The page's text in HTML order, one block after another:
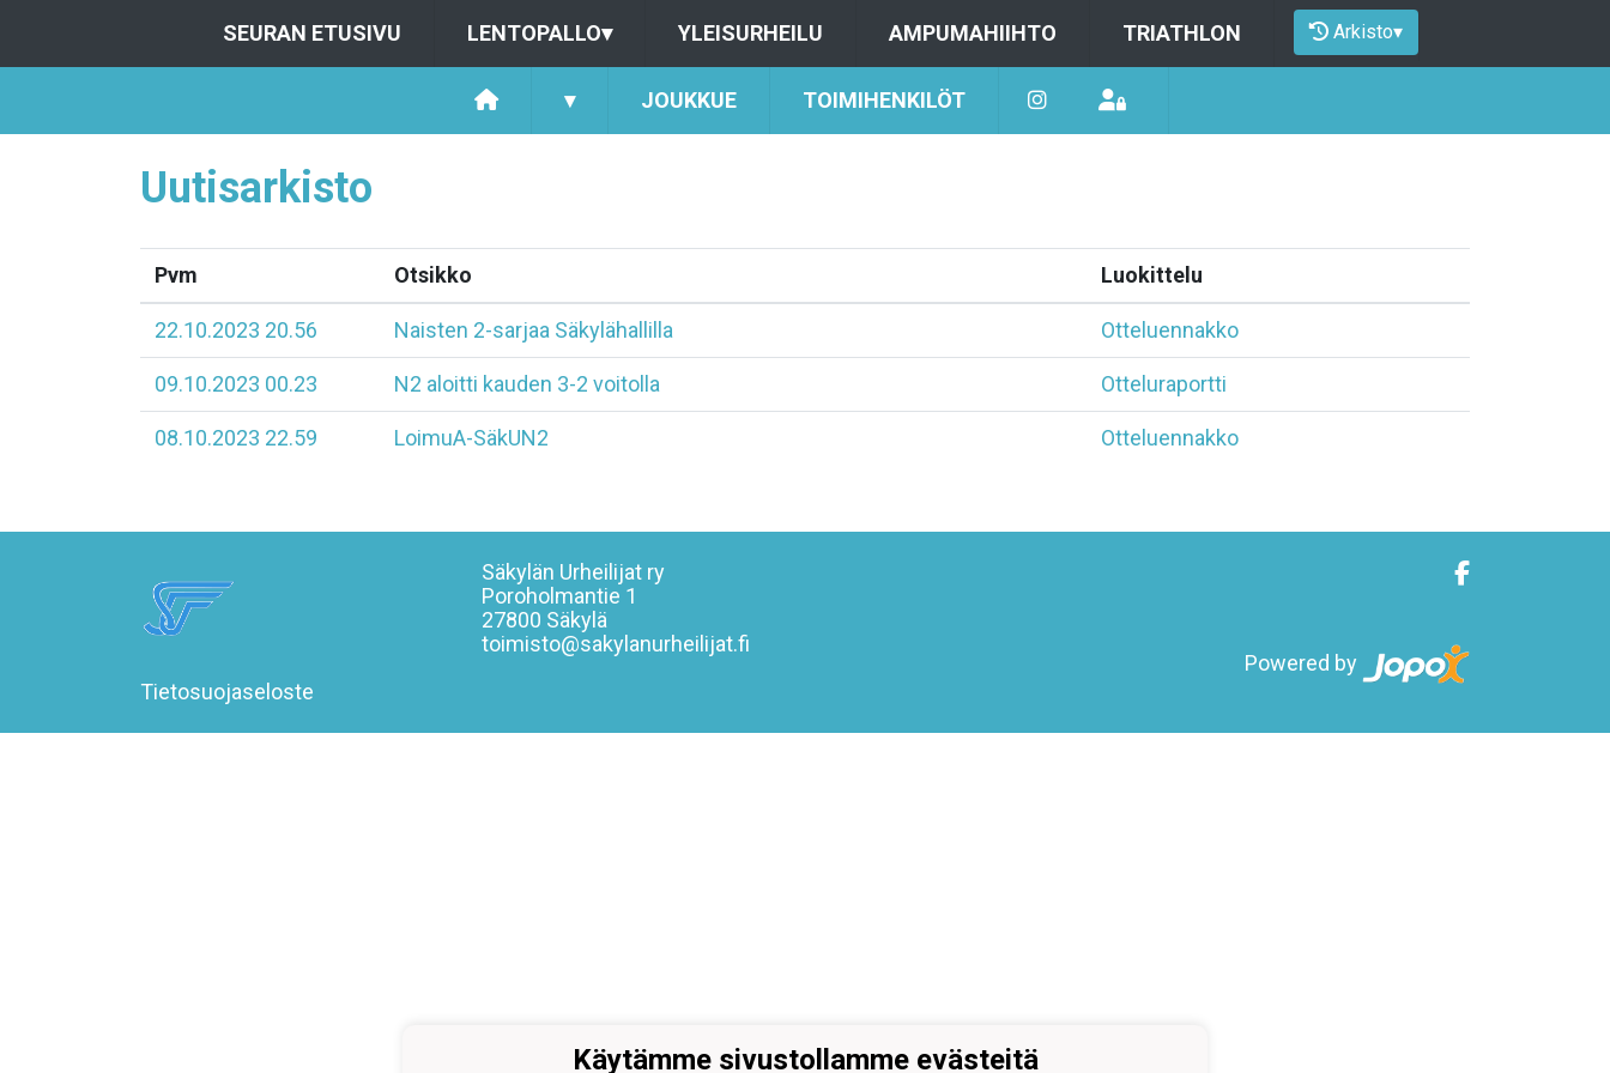
SEURAN ETUSIVU LENTOPALLO▾ YLEISURHEILU AMPUMAHIIHTO TRIATHLON Arkisto▾
▾ JOUKKUE TOIMIHENKILÖT
Uutisarkisto
Pvm Otsikko Luokittelu
22.10.2023 20.56 Naisten 2-sarjaa Säkylähallilla Otteluennakko
09.10.2023 00.23 N2 aloitti kauden 3-2 voitolla Otteluraportti
08.10.2023 22.59 LoimuA-SäkUN2 Otteluennakko
Tietosuojaseloste
Säkylän Urheilijat ry
Poroholmantie 1
27800 Säkylä
toimisto@sakylanurheilijat.fi
Powered by
Käytämme sivustollamme evästeitä